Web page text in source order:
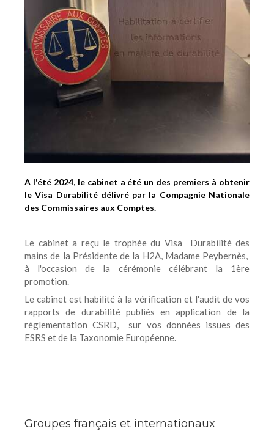
A l'été 2024, le cabinet a été un des premiers à obtenir
le Visa Durabilité délivré par la Compagnie Nationale
des Commissaires aux Comptes.
Le cabinet a reçu le trophée du Visa Durabilité des
mains de la Présidente de la H2A, Madame Peybernès,
à l'occasion de la cérémonie célébrant la 1ère
promotion.
Le cabinet est habilité à la vérification et l'audit de vos
rapports de durabilité publiés en application de la
réglementation CSRD, sur vos données issues des
ESRS et de la Taxonomie Européenne.
Groupes français et internationaux